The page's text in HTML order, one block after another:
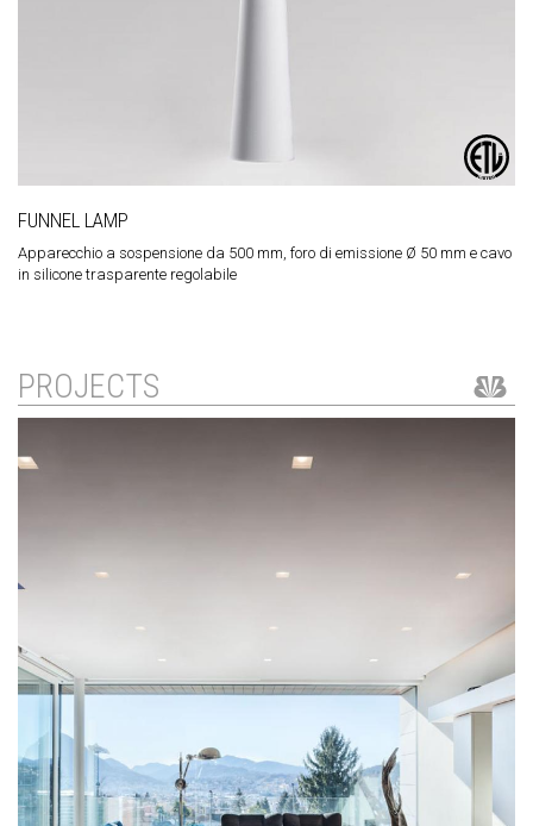
FUNNEL LAMP
Apparecchio a sospensione da 500 mm, foro di emissione Ø 50 mm e cavo
in silicone trasparente regolabile
PROJECTS